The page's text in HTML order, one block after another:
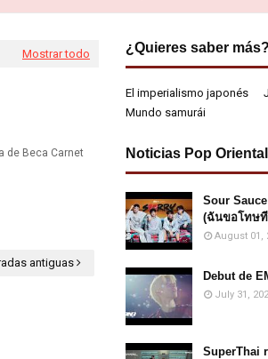
Mostrar todo
de Beca Carnet
antiguas
¿Quieres saber más?
El imperialismo japonés
Mundo samurái
Noticias Pop Oriental
Sour
(ฉันขอโทษ
August 01,
Debut de
July 31,
SuperThai